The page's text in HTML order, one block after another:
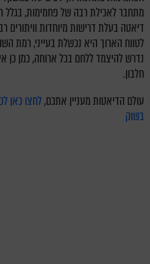
מתחבר לאכילת רבה של פחמימות, בגלל
דיאטה בעלת דרישות מיוחדות וויתורים
לטווח הארוך היא נכשלת בעייני, רמת
נדרש להיצמד ללחם בכל ארוחה, כמן כן
חלבון.
עולם הדיאטות מעניין אתכם,לחצו כאן
בשוק